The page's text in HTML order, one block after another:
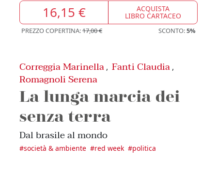
16,15 € ACQUISTA
LIBRO CARTACEO
PREZZO COPERTINA:17,00 € SCONTO:5%
Correggia Marinella , Fanti Claudia ,
Romagnoli Serena
La lunga marcia dei
senza terra
Dal brasile al mondo
#società & ambiente #red week #politica